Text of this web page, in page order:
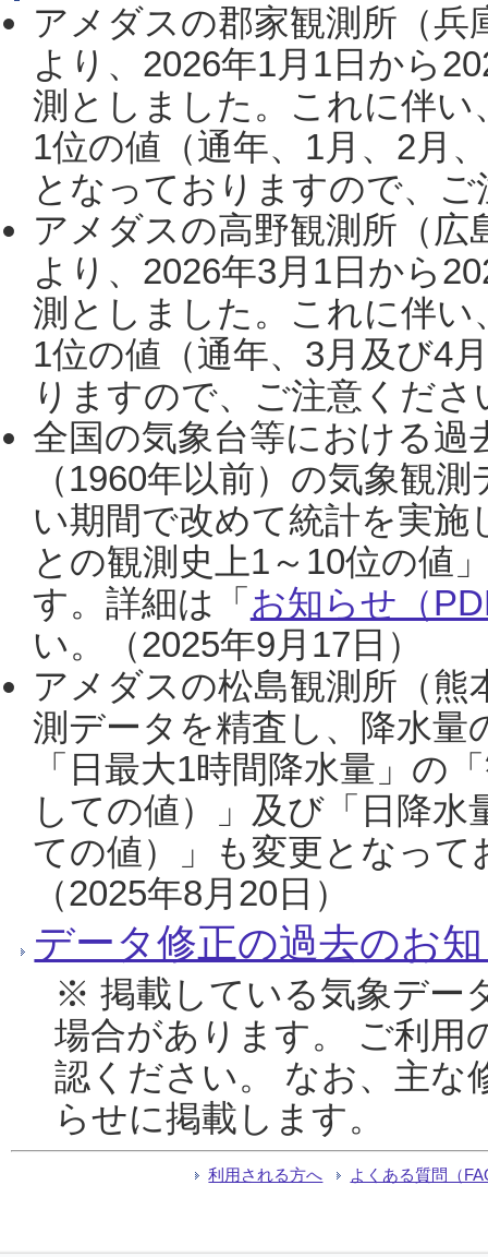
アメダスの郡家観測所（
より、2026年1月1日から
測としました。これに伴い
1位の値（通年、1月、2月
となっておりますので、
アメダスの高野観測所（
より、2026年3月1日から
測としました。これに伴い
1位の値（通年、3月及び4
りますので、ご注意くだ
全国の気象台等における過
（1960年以前）の気象観
い期間で改めて統計を実
との観測史上1～10位の値
す。詳細は「 お知らせ（
い。（2025年9月17日）
アメダスの松島観測所（熊
測データを精査し、降水
「日最大1時間降水量」の
しての値）」及び「日降
ての値）」も変更となっ
（2025年8月20日）
データ修正の過去のお
※ 掲載している気象デー
場合があります。 ご利用
認ください。 なお、主な
らせに掲載します。
利用される方へ よくある質問（